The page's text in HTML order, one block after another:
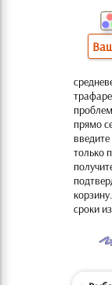
прямо
только
сроки